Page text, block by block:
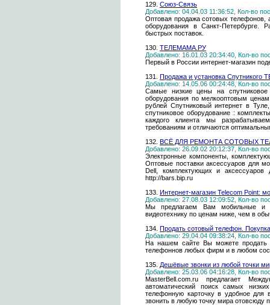
129. Союз-Связь
Добавлено: 04.04.03 11:36:52, Кол-во
Оптовая продажа сотовых телефонов,
оборудования в Санкт-Петербурге.
быстрых поставок.
130. ТЕЛЕМАМА.РУ
Добавлено: 16.01.03 20:34:40, Кол-во
Первый в России интернет-магазин
131. Продажа и установка Спутникого
Добавлено: 14.05.06 00:24:48, Кол-во
Самые низкие цены на
оборудования по мелкооптовым
рублей Спутниковый интернет в
спутниковое оборудование :
каждого клиента мы
требованиям и отличаются
132. ВСЁ ДЛЯ РЕМОНТА СОТОВЫХ
Добавлено: 26.09.02 20:12:37, Кол-во
Электронные компоненты,
Оптовые поставки аксессуаров для
Dell, комплектующих и аксессуаров
http://bars.bip.ru
133. Интернет-магазин Telecom Point:
Добавлено: 27.08.03 12:09:52, Кол-во
Мы предлагаем Вам мобильные и
видеотехнику по ценам ниже, чем в
134. Продать сотовый телефон.
Добавлено: 29.04.04 09:38:24, Кол-во
На нашем сайте Вы можете продать
телефоннов любых фирм и в любом
135. Дешёвые звонки из любой точки
Добавлено: 25.03.06 04:16:28, Кол-во
MasterBell.com.ru предлагает
автоматический поиск самых
телефонную карточку в удобное
звонить в любую точку мира отовсюду